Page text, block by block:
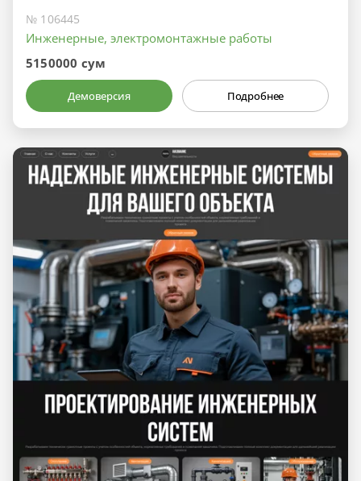
№ 106445
Инженерные, электромонтажные работы
5150000 сум
Демоверсия Подробнее